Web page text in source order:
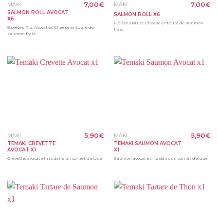
MAKI
SALMON ROLL AVOCAT
X6
7,00€
6 pièces Riz, Avocat et Cheese entouré de
saumon frais
MAKI
SALMON ROLL X6
7,00€
6 pièces Riz et Cheese entouré de saumon
frais
MAKI
TEMAKI CREVETTE
AVOCAT X1
5,90€
Crevette, avocat et riz dans un cornet d'algue
MAKI
TEMAKI SAUMON AVOCAT
X1
5,90€
Saumon avocat et riz dans un cornet d'algue